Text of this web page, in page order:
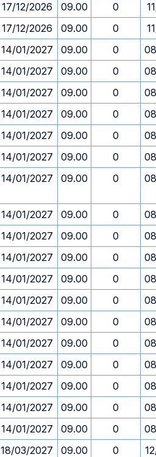
17/12/2026 09.00 0
17/12/2026 09.00 0
14/01/2027 09.00 0
14/01/2027 09.00 0
14/01/2027 09.00 0
14/01/2027 09.00 0
14/01/2027 09.00 0
14/01/2027 09.00 0
14/01/2027 09.00 0
14/01/2027 09.00 0
14/01/2027 09.00 0
14/01/2027 09.00 0
14/01/2027 09.00 0
14/01/2027 09.00 0
14/01/2027 09.00 0
14/01/2027 09.00 0
14/01/2027 09.00 0
14/01/2027 09.00 0
14/01/2027 09.00 0
14/01/2027 09.00 0
18/03/2027 09.00 0